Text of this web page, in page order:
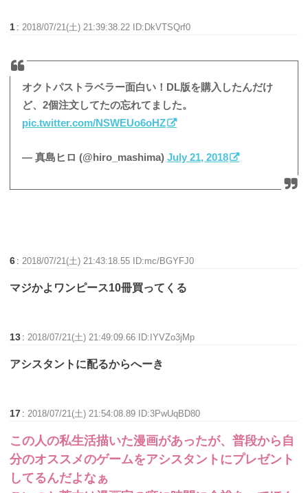
1 : 2018/07/21(土) 21:39:38.22 ID:DkVTSQrf0
オクトパストラベラー面白い！DL版を購入したんだけ
ど、2個注文してたの忘れてました。
pic.twitter.com/NSWEUo6oHZ
— 真島ヒロ (@hiro_mashima)July 21, 2018
6 :2018/07/21(土) 21:43:18.55 ID:mc/BGYFJ0
マジかよワンピース10冊買ってくる
13 :2018/07/21(土) 21:49:09.66 ID:IYVZo3jMp
アシスタントに配るからへーき
17 :2018/07/21(土) 21:54:08.89 ID:3PwUqBD80
この人の私生活描いた漫画があったが、普段から自
分のオススメのゲームをアシスタントにプレゼント
してるんだよなぁ